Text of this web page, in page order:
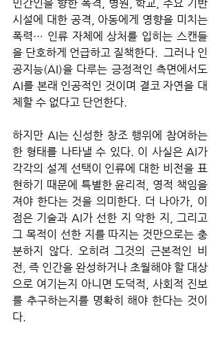
민간인을 향한 폭격, 병원, 학교, 주요 기반
시설에 대한 공격, 아동에게 영향을 미치는
폭력… 인류 자체에 상처를 입히는 스캔들
을 단호하게 언급하고 질책한다.  그러나 인
공지능(AI)을 다루는 긍정적인 측면에서도
AI를 본래 인공적인 것이며 결코 자연을 대
체할 수 없다고 단언한다.
하지만 AI는 신성한 창조 행위에 참여하는
한 형태를 나타낼 수 있다. 이 사실은 AI가
각각의 설계 선택이 인류에 대한 비전을 표
현하기 때문에 특별한 윤리적, 영적 책임을
져야 한다는 것을 의미한다. 더 나아가, 이
점은 기술과 AI가 선한 지 악한 지, 그리고
그 목적이 선한 지를 따지는 것만으로는 충
분하지 않다. 오히려 그것의 근본적인 비
전, 즉 인간을 완성하거나 초월해야 할 대상
으로 여기는지 아니면 도덕적, 사회적 진보
를 추구하는지를 명확히 해야 한다는 것이
다.